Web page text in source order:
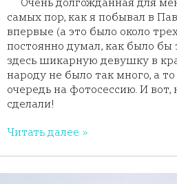
самых пор, как я побывал в
впервые (а это было около
постоянно думал, как было бы
здесь шикарную девушку в
народу не было так много, а
очередь на фотосессию. И вот,
сделали!
Читать далее »